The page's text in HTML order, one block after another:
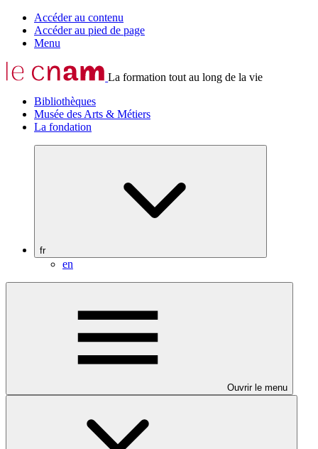
Accéder au contenu
Accéder au pied de page
Menu
La formation tout au long de la vie
Bibliothèques
Musée des Arts & Métiers
La fondation
fr
en
Ouvrir le menu